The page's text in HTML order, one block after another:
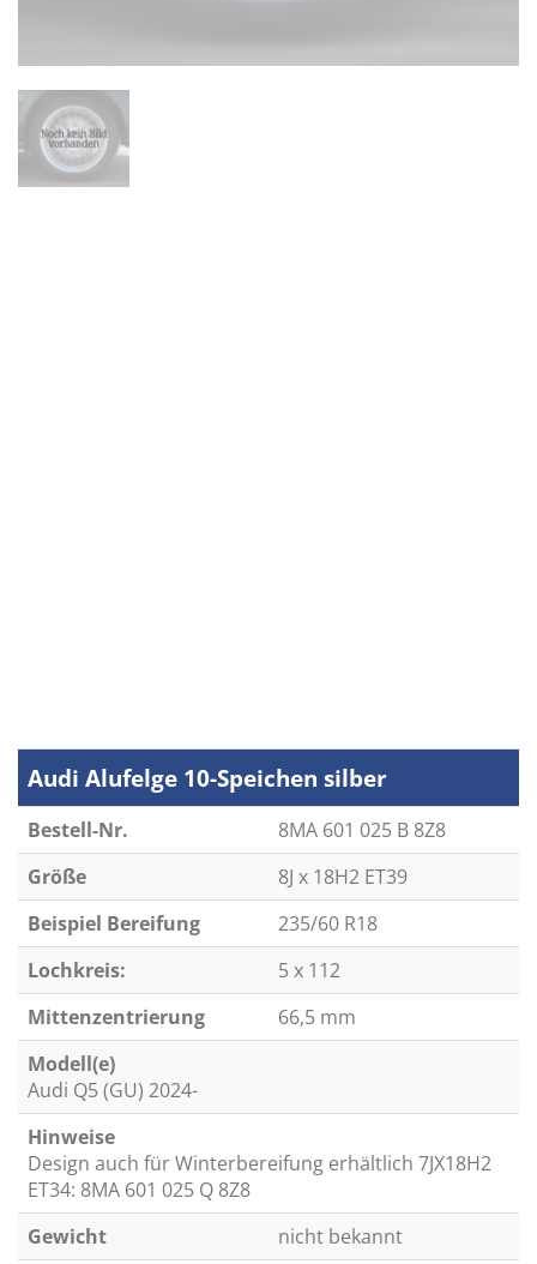
Audi Alufelge 10-Speichen silber
Bestell-Nr.
8MA 601 025 B 8Z8
Größe
8J x 18H2 ET39
Beispiel Bereifung
235/60 R18
Lochkreis:
5 x 112
Mittenzentrierung
66,5 mm
Modell(e)
Audi Q5 (GU) 2024-
Hinweise
Design auch für Winterbereifung erhältlich 7JX18H2
ET34: 8MA 601 025 Q 8Z8
Gewicht
nicht bekannt